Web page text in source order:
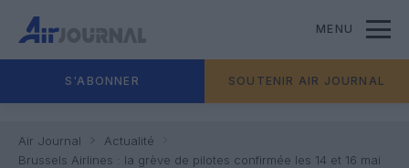
MENU
S'ABONNER SOUTENIR AIR JOURNAL
Air Journal
Actualité
Brussels Airlines : la grève de pilotes confirmée les 14 et 16 mai